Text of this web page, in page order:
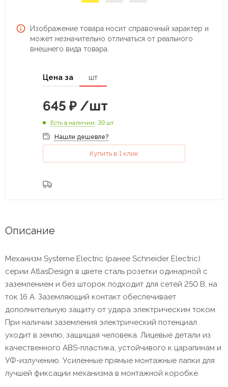
Изображение товара носит справочный характер и
может незначительно отличаться от реального
внешнего вида товара.
Цена за шт
645 ₽ /шт
Есть в наличии: 39 шт
Нашли дешевле?
Купить в 1 клик
Описание
Механизм Systeme Electric (ранее Schneider Electric)
серии AtlasDesign в цвете сталь розетки одинарной с
заземлением и без шторок подходит для сетей 250 В, на
ток 16 А. Заземляющий контакт обеспечивает
дополнительную защиту от удара электрическим током.
При наличии заземления электрический потенциал
уходит в землю, защищая человека. Лицевые детали из
качественного ABS-пластика, устойчивого к царапинам и
УФ-излучению. Усиленные прямые монтажные лапки для
лучшей фиксации механизма в монтажной коробке.